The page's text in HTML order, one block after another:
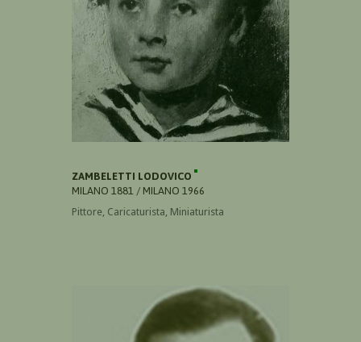
ZAMBELETTI LODOVICO
MILANO 1881 / MILANO 1966
Pittore, Caricaturista, Miniaturista